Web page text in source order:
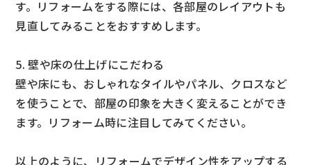
す。リフォームをする際には、各部屋のレイアウトも
見直してみることをおすすめします。
5. 壁や床の仕上げにこだわる
壁や床にも、おしゃれなタイルやパネル、クロスなど
を使うことで、部屋の印象を大きく変えることができ
ます。リフォーム時に注目してみてください。
以上のように、リフォームでデザイン性をアップする